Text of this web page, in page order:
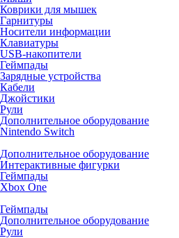
Коврики для мышек
Гарнитуры
Носители информации
Клавиатуры
USB-накопители
Геймпады
Зарядные устройства
Кабели
Джойстики
Рули
Дополнительное оборудование
Nintendo Switch
Дополнительное оборудование
Интерактивные фигурки
Геймпады
Xbox One
Геймпады
Дополнительное оборудование
Рули